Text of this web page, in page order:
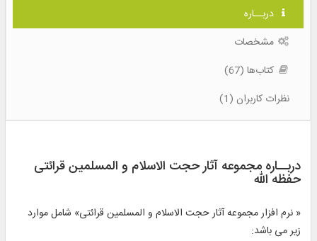
دربــاره
مشخصات
کتاب‌ها (67)
نظرات کاربران (1)
دربــاره مجموعه آثار حجت الاسلام و المسلمین قرائتی
حفظه الله
« نرم افزار مجموعه آثار حجت الاسلام و المسلمین قرائتی» شامل موارد
زير مى ‏باشد: